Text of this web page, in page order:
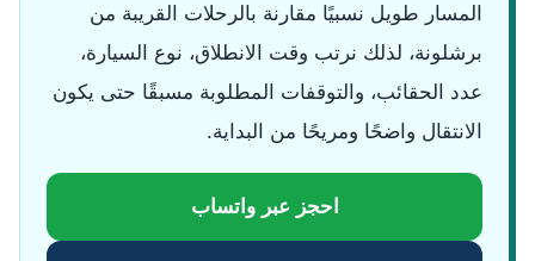
المسار طويل نسبيًا مقارنة بالرحلات القريبة من
برشلونة، لذلك نرتب وقت الانطلاق، نوع السيارة،
عدد الحقائب، والتوقفات المطلوبة مسبقًا حتى يكون
الانتقال واضحًا ومريحًا من البداية.
احجز عبر واتساب